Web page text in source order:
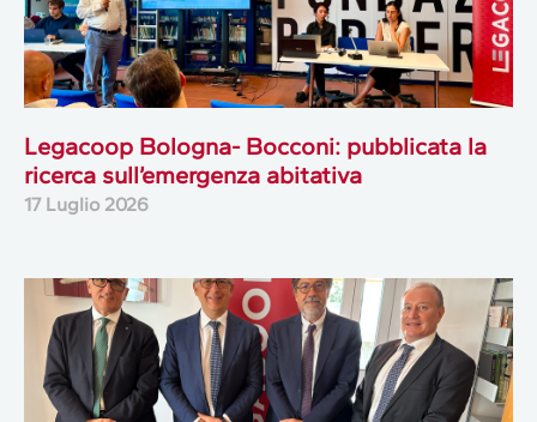
Legacoop Bologna- Bocconi: pubblicata la
ricerca sull’emergenza abitativa
17 Luglio 2026